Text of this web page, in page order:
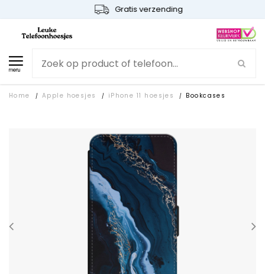
Gratis verzending
menu
Home / Apple hoesjes / iPhone 11 hoesjes / Bookcases